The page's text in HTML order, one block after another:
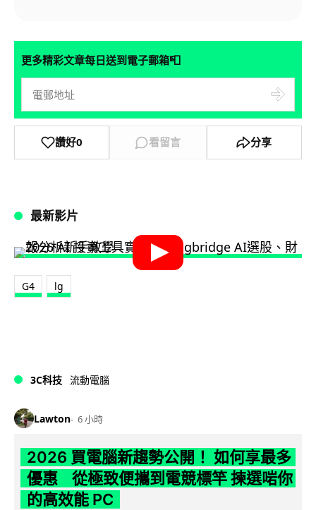
更多精彩文章每日送到電子郵箱📮
讚好0 看留言 分享
最新影片
G4 lg
3C科技 流動電腦
Lawton 6 小時
2026 買電腦新趨勢公開！ 如何享最多
優惠 從極致便攜到電競標竿 揀選啱你
的高效能 PC